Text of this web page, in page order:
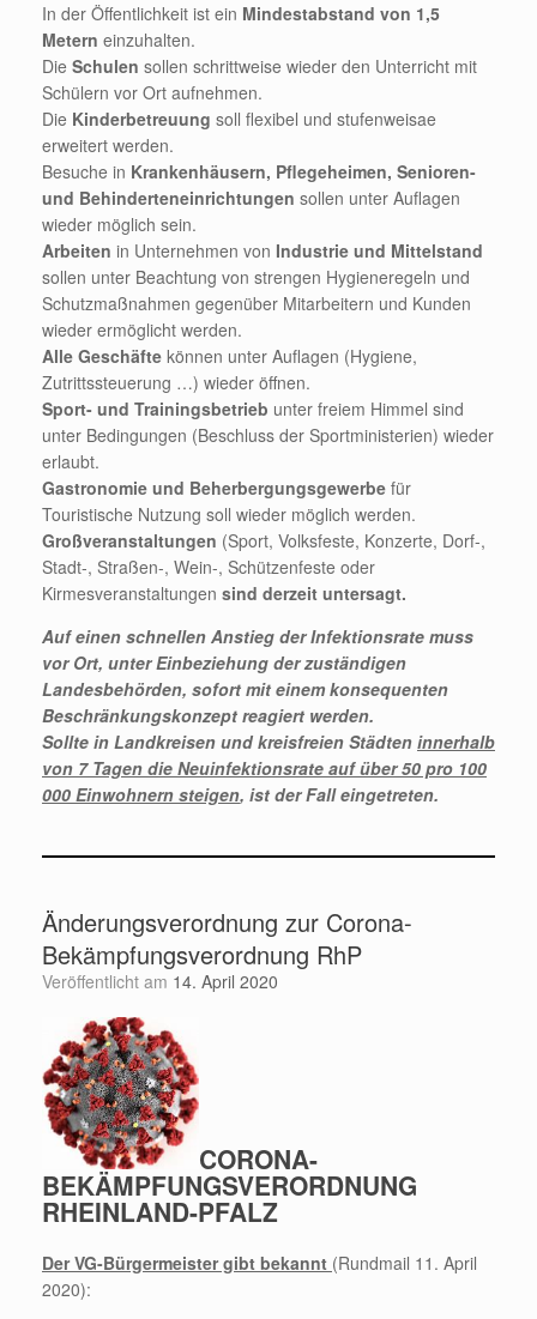
In der Öffentlichkeit ist ein Mindestabstand von 1,5
Metern einzuhalten.
Die Schulen sollen schrittweise wieder den Unterricht mit
Schülern vor Ort aufnehmen.
Die Kinderbetreuung soll flexibel und stufenweisae
erweitert werden.
Besuche in Krankenhäusern, Pflegeheimen, Senioren-
und Behinderteneinrichtungen sollen unter Auflagen
wieder möglich sein.
Arbeiten in Unternehmen von Industrie und Mittelstand
sollen unter Beachtung von strengen Hygieneregeln und
Schutzmaßnahmen gegenüber Mitarbeitern und Kunden
wieder ermöglicht werden.
Alle Geschäfte können unter Auflagen (Hygiene,
Zutrittssteuerung …) wieder öffnen.
Sport- und Trainingsbetrieb unter freiem Himmel sind
unter Bedingungen (Beschluss der Sportministerien) wieder
erlaubt.
Gastronomie und Beherbergungsgewerbe für
Touristische Nutzung soll wieder möglich werden.
Großveranstaltungen (Sport, Volksfeste, Konzerte, Dorf-,
Stadt-, Straßen-, Wein-, Schützenfeste oder
Kirmesveranstaltungen sind derzeit untersagt.
Auf einen schnellen Anstieg der Infektionsrate muss
vor Ort, unter Einbeziehung der zuständigen
Landesbehörden, sofort mit einem konsequenten
Beschränkungskonzept reagiert werden.
Sollte in Landkreisen und kreisfreien Städten innerhalb
von 7 Tagen die Neuinfektionsrate auf über 50 pro 100
000 Einwohnern steigen, ist der Fall eingetreten.
Änderungsverordnung zur Corona-
Bekämpfungsverordnung RhP
Veröffentlicht am 14. April 2020
CORONA-
BEKÄMPFUNGSVERORDNUNG
RHEINLAND-PFALZ
Der VG-Bürgermeister gibt bekannt (Rundmail 11. April
2020):